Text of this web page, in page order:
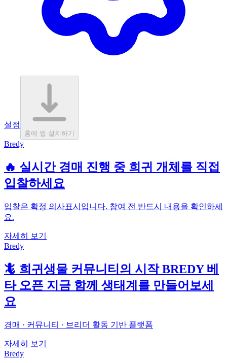
설정
홈에 앱 설치하기
Bredy
🔥 실시간 경매 진행 중 희귀 개체를 직접
입찰하세요
입찰은 확정 의사표시입니다. 참여 전 반드시 내용을 확인하세
요.
자세히 보기
Bredy
🦎 희귀생물 커뮤니티의 시작 BREDY 베
타 오픈 지금 함께 생태계를 만들어보세
요
경매 · 커뮤니티 · 브리더 활동 기반 플랫폼
자세히 보기
Bredy